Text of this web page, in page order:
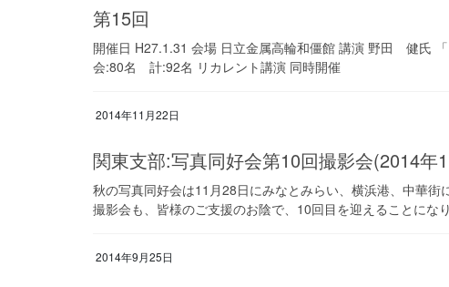
第15回
開催日 H27.1.31 会場 日立金属高輪和僵館 講演 野田 健氏
会:80名 計:92名 リカレント講演 同時開催
2014年11月22日
関東支部:写真同好会第10回撮影会(2014
秋の写真同好会は11月28日にみなとみらい、横浜港、中華
撮影会も、皆様のご支援のお陰で、10回目を迎えることに
2014年9月25日